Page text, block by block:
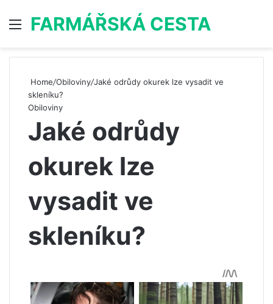
Menu
FARMÁŘSKÁ CESTA
Home/Obiloviny/Jaké odrůdy okurek lze vysadit ve
skleníku?
Obiloviny
Jaké odrůdy
okurek lze
vysadit ve
skleníku?